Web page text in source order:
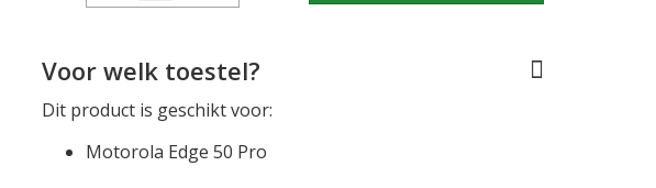
Voor welk toestel?
Dit product is geschikt voor:
Motorola Edge 50 Pro